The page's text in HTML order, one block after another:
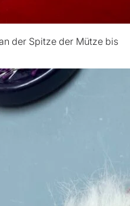
der Spitze der Mütze bis